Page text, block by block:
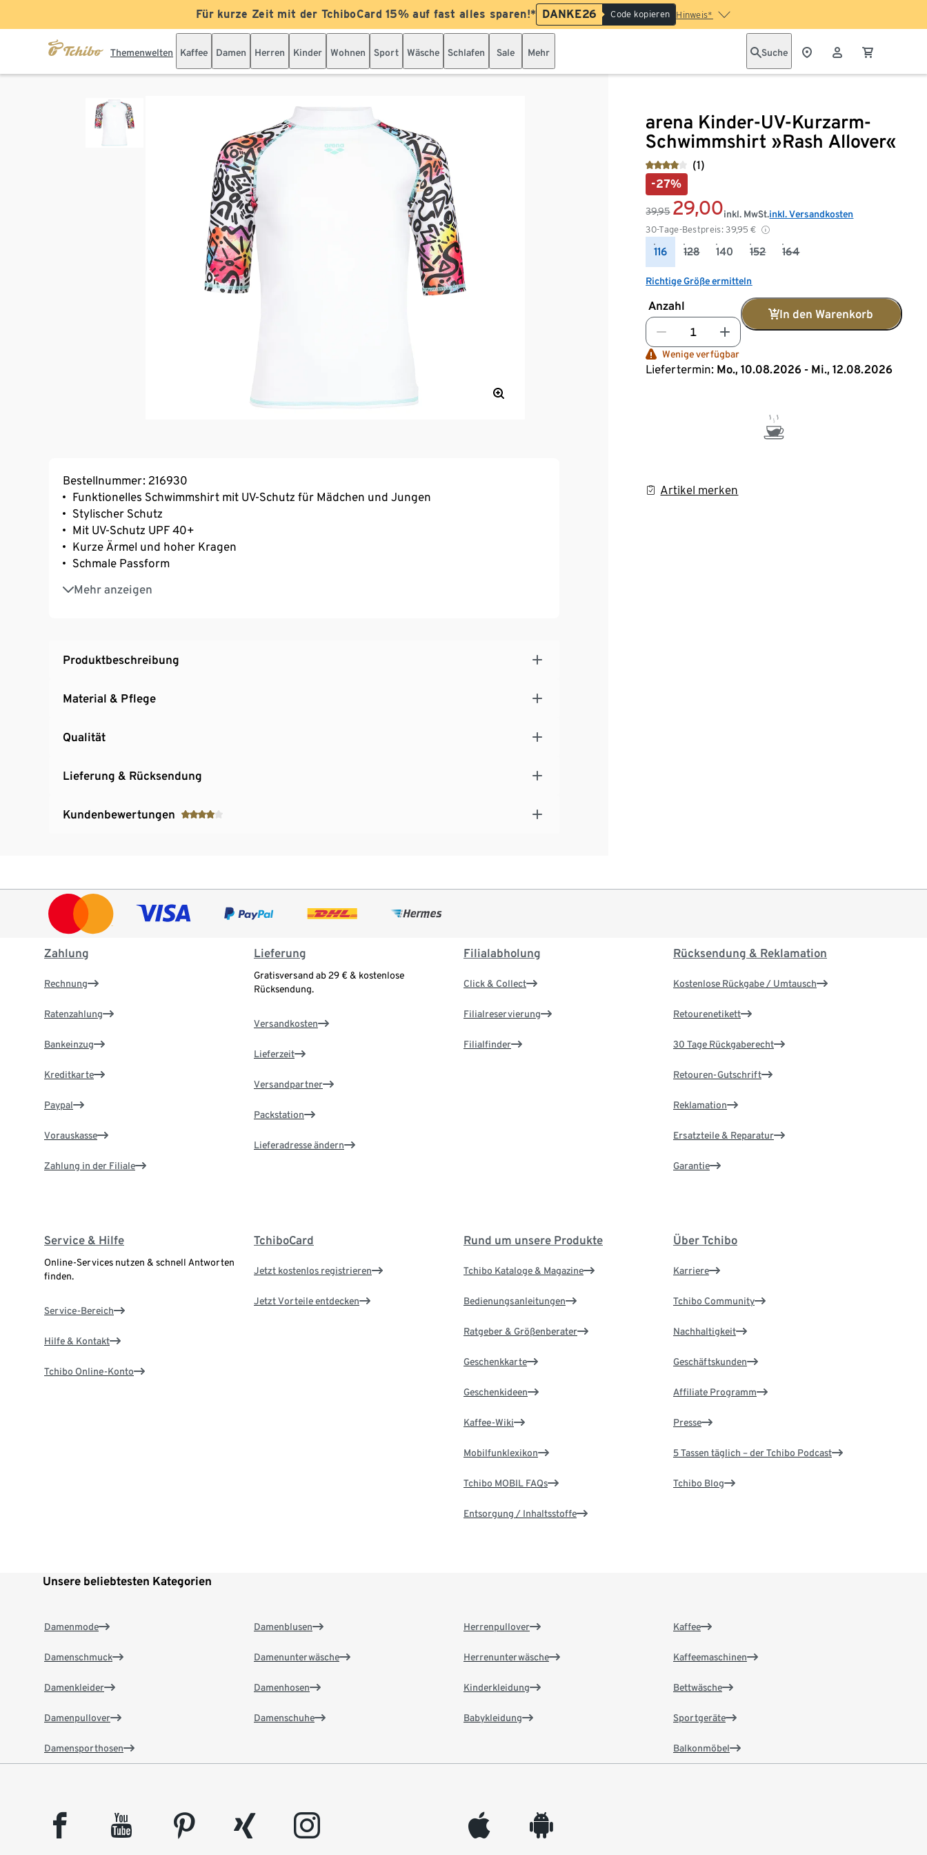
Für kurze Zeit mit der TchiboCard 15% auf fast alles sparen!* DANKE26 Code kopieren Hinweis*
Themenwelten Kaffee Damen Herren Kinder Wohnen Sport Wäsche Schlafen Sale Mehr Suche
arena Kinder-UV-Kurzarm-
Schwimmshirt »Rash Allover«
(1)
-27%
39,95 29,00
30-Tage-Bestpreis: 39,95 €
inkl. MwSt.inkl. Versandkosten
116 128 140 152 164
Richtige Größe ermitteln
Anzahl
In den Warenkorb
Wenige verfügbar
Liefertermin: Mo., 10.08.2026 - Mi., 12.08.2026
Artikel merken
Bestellnummer: 216930
Funktionelles Schwimmshirt mit UV-Schutz für Mädchen und Jungen
Stylischer Schutz
Mit UV-Schutz UPF 40+
Kurze Ärmel und hoher Kragen
Schmale Passform
Mehr anzeigen
Besonders angenehmes, schnelltrocknendes und langlebiges Material
Hauptmaterial zertifiziert nach Global Recycle Standard
Produktbeschreibung
Material & Pflege
Qualität
Lieferung & Rücksendung
Kundenbewertungen
Zahlung
Rechnung
Ratenzahlung
Bankeinzug
Kreditkarte
Paypal
Vorauskasse
Zahlung in der Filiale
Lieferung
Gratisversand ab 29 € & kostenlose
Rücksendung.
Versandkosten
Lieferzeit
Versandpartner
Packstation
Lieferadresse ändern
Filialabholung
Click & Collect
Filialreservierung
Filialfinder
Rücksendung & Reklamation
Kostenlose Rückgabe / Umtausch
Retourenetikett
30 Tage Rückgaberecht
Retouren-Gutschrift
Reklamation
Ersatzteile & Reparatur
Garantie
Service & Hilfe
Online-Services nutzen & schnell Antworten
finden.
Service-Bereich
Hilfe & Kontakt
Tchibo Online-Konto
TchiboCard
Jetzt kostenlos registrieren
Jetzt Vorteile entdecken
Rund um unsere Produkte
Tchibo Kataloge & Magazine
Bedienungsanleitungen
Ratgeber & Größenberater
Geschenkkarte
Geschenkideen
Kaffee-Wiki
Mobilfunklexikon
Tchibo MOBIL FAQs
Entsorgung / Inhaltsstoffe
Über Tchibo
Karriere
Tchibo Community
Nachhaltigkeit
Geschäftskunden
Affiliate Programm
Presse
5 Tassen täglich – der Tchibo Podcast
Tchibo Blog
Unsere beliebtesten Kategorien
Damenmode
Damenschmuck
Damenkleider
Damenpullover
Damensporthosen
Damenblusen
Damenunterwäsche
Damenhosen
Damenschuhe
Herrenpullover
Herrenunterwäsche
Kinderkleidung
Babykleidung
Kaffee
Kaffeemaschinen
Bettwäsche
Sportgeräte
Balkonmöbel
facebook youtube pinterest xing instagram appleinc android